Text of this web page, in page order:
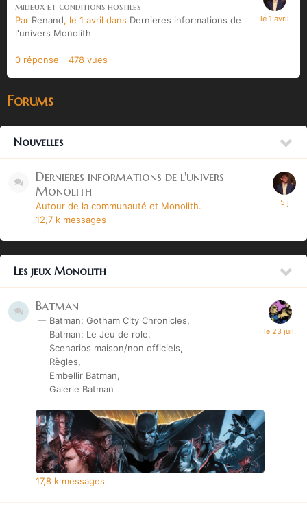
milieux et conditions hostiles
Par Renand, le 1 avril dans Dernieres informations de
l'univers Monolith
0 réponse 478 vues
Forums
Nouvelles
Dernieres informations de l'univers
Monolith
Autour de la communauté et Monolith.
12,7 k messages
Les jeux Monolith
Batman
Batman: Gotham City Chronicles
Batman: Le Jeu de role
Scenarios maison/non officiels
Règles
Embellir Batman
Galerie Batman
17,8 k messages